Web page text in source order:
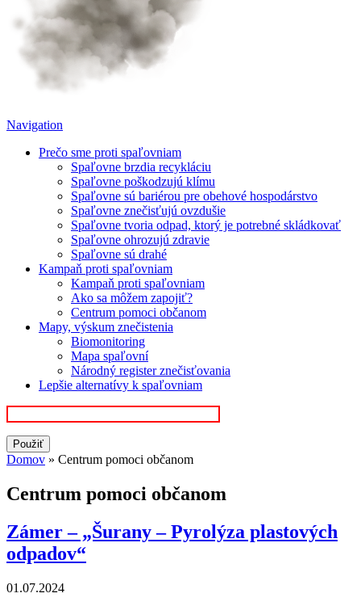
Navigation
Prečo sme proti spaľovniam
Spaľovne brzdia recykláciu
Spaľovne poškodzujú klímu
Spaľovne sú bariérou pre obehové hospodárstvo
Spaľovne znečisťujú ovzdušie
Spaľovne tvoria odpad, ktorý je potrebné skládkovať
Spaľovne ohrozujú zdravie
Spaľovne sú drahé
Kampaň proti spaľovniam
Kampaň proti spaľovniam
Ako sa môžem zapojiť?
Centrum pomoci občanom
Mapy, výskum znečistenia
Biomonitoring
Mapa spaľovní
Národný register znečisťovania
Lepšie alternatívy k spaľovniam
Domov » Centrum pomoci občanom
Centrum pomoci občanom
Zámer – „Šurany – Pyrolýza plastových
odpadov“
01.07.2024